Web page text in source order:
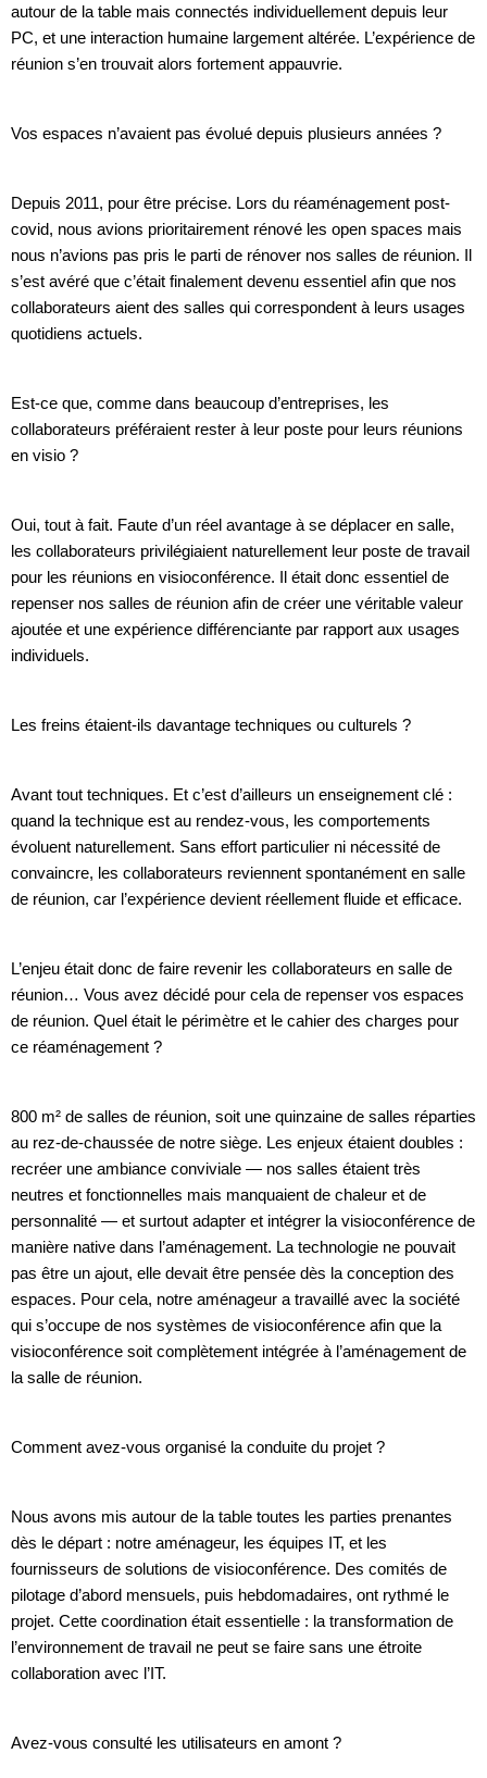
autour de la table mais connectés individuellement depuis leur
PC, et une interaction humaine largement altérée. L’expérience de
réunion s’en trouvait alors fortement appauvrie.
Vos espaces n’avaient pas évolué depuis plusieurs années ?
Depuis 2011, pour être précise. Lors du réaménagement post-
covid, nous avions prioritairement rénové les open spaces mais
nous n’avions pas pris le parti de rénover nos salles de réunion. Il
s’est avéré que c’était finalement devenu essentiel afin que nos
collaborateurs aient des salles qui correspondent à leurs usages
quotidiens actuels.
Est-ce que, comme dans beaucoup d’entreprises, les
collaborateurs préféraient rester à leur poste pour leurs réunions
en visio ?
Oui, tout à fait. Faute d’un réel avantage à se déplacer en salle,
les collaborateurs privilégiaient naturellement leur poste de travail
pour les réunions en visioconférence. Il était donc essentiel de
repenser nos salles de réunion afin de créer une véritable valeur
ajoutée et une expérience différenciante par rapport aux usages
individuels.
Les freins étaient-ils davantage techniques ou culturels ?
Avant tout techniques. Et c’est d’ailleurs un enseignement clé :
quand la technique est au rendez-vous, les comportements
évoluent naturellement. Sans effort particulier ni nécessité de
convaincre, les collaborateurs reviennent spontanément en salle
de réunion, car l’expérience devient réellement fluide et efficace.
L’enjeu était donc de faire revenir les collaborateurs en salle de
réunion… Vous avez décidé pour cela de repenser vos espaces
de réunion. Quel était le périmètre et le cahier des charges pour
ce réaménagement ?
800 m² de salles de réunion, soit une quinzaine de salles réparties
au rez-de-chaussée de notre siège. Les enjeux étaient doubles :
recréer une ambiance conviviale — nos salles étaient très
neutres et fonctionnelles mais manquaient de chaleur et de
personnalité — et surtout adapter et intégrer la visioconférence de
manière native dans l’aménagement. La technologie ne pouvait
pas être un ajout, elle devait être pensée dès la conception des
espaces. Pour cela, notre aménageur a travaillé avec la société
qui s’occupe de nos systèmes de visioconférence afin que la
visioconférence soit complètement intégrée à l’aménagement de
la salle de réunion.
Comment avez-vous organisé la conduite du projet ?
Nous avons mis autour de la table toutes les parties prenantes
dès le départ : notre aménageur, les équipes IT, et les
fournisseurs de solutions de visioconférence. Des comités de
pilotage d’abord mensuels, puis hebdomadaires, ont rythmé le
projet. Cette coordination était essentielle : la transformation de
l’environnement de travail ne peut se faire sans une étroite
collaboration avec l’IT.
Avez-vous consulté les utilisateurs en amont ?